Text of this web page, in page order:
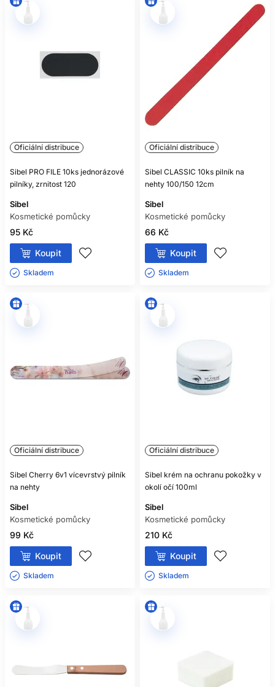
Oficiální distribuce
Sibel PRO FILE 10ks jednorázové
pilníky, zrnitost 120
Sibel
Kosmetické pomůcky
95 Kč
Koupit
Skladem ㅤ
Oficiální distribuce
Sibel CLASSIC 10ks pilník na
nehty 100/150 12cm
Sibel
Kosmetické pomůcky
66 Kč
Koupit
Skladem ㅤ
Oficiální distribuce
Sibel Cherry 6v1 vícevrstvý pilník
na nehty
Sibel
Kosmetické pomůcky
99 Kč
Koupit
Skladem ㅤ
Oficiální distribuce
Sibel krém na ochranu pokožky v
okolí očí 100ml
Sibel
Kosmetické pomůcky
210 Kč
Koupit
Skladem ㅤ